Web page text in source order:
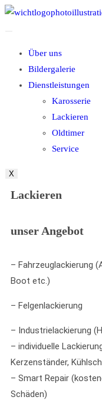
Über uns
Bildergalerie
Dienstleistungen
Karosserie
Lackieren
Oldtimer
Service
X
Lackieren
unser Angebot
– Fahrzeuglackierung
Boot etc.)
– Felgenlackierung
– Industrielackierung
– individuelle
Kerzenständer,
– Smart Repair
Schäden)